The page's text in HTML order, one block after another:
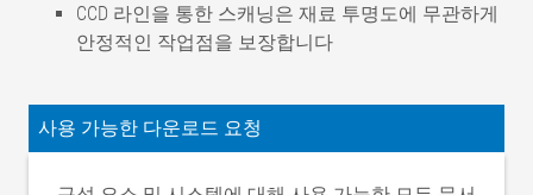
CCD 라인을 통한 스캐닝은 재료 투명도에 무관하게
안정적인 작업점을 보장합니다
운전 전압 정격범위(맥동
포함)
소비전류
80 mA
사용 가능한 다운로드 요청